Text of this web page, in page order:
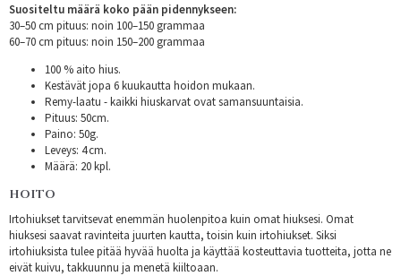
Suositeltu määrä koko pään pidennykseen:
30–50 cm pituus: noin 100–150 grammaa
60–70 cm pituus: noin 150–200 grammaa
100 % aito hius.
Kestävät jopa 6 kuukautta hoidon mukaan.
Remy-laatu - kaikki hiuskarvat ovat samansuuntaisia.
Pituus: 50cm.
Paino: 50g.
Leveys: 4 cm.
Määrä: 20 kpl.
HOITO
Irtohiukset tarvitsevat enemmän huolenpitoa kuin omat hiuksesi. Omat
hiuksesi saavat ravinteita juurten kautta, toisin kuin irtohiukset. Siksi
irtohiuksista tulee pitää hyvää huolta ja käyttää kosteuttavia tuotteita, jotta ne
eivät kuivu, takkuunnu ja menetä kiiltoaan.